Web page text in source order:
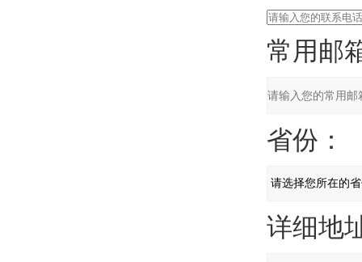
常用邮箱
省份：
详细地址